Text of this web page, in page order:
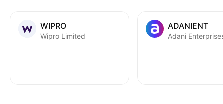
WIPRO
Wipro Limited
ADANIENT